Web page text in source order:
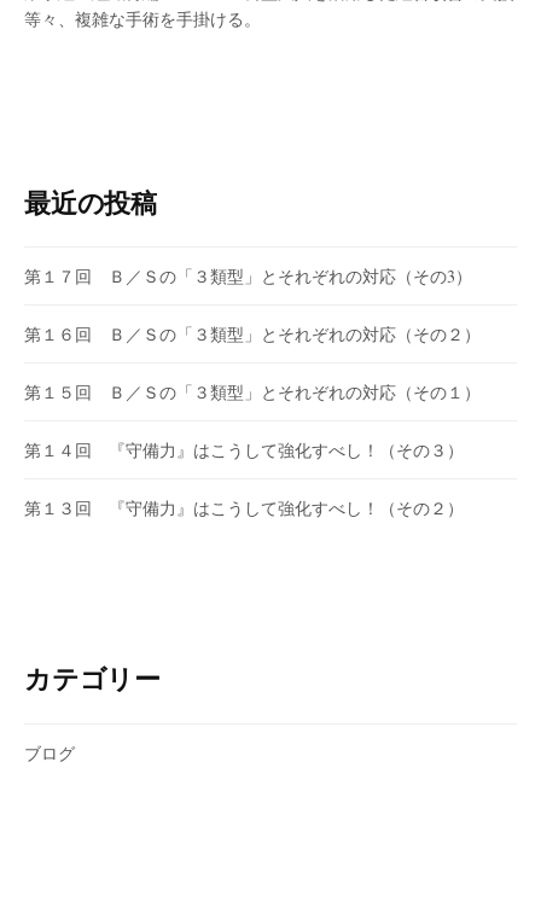
等々、複雑な手術を手掛ける。
最近の投稿
第１７回 Ｂ／Ｓの「３類型」とそれぞれの対応（その3）
第１６回 Ｂ／Ｓの「３類型」とそれぞれの対応（その２）
第１５回 Ｂ／Ｓの「３類型」とそれぞれの対応（その１）
第１４回 『守備力』はこうして強化すべし！（その３）
第１３回 『守備力』はこうして強化すべし！（その２）
カテゴリー
ブログ